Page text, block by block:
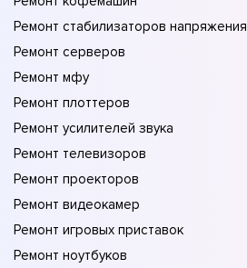
Ремонт стабилизаторов напряжения
Ремонт серверов
Ремонт мфу
Ремонт плоттеров
Ремонт усилителей звука
Ремонт телевизоров
Ремонт проекторов
Ремонт видеокамер
Ремонт игровых приставок
Ремонт ноутбуков